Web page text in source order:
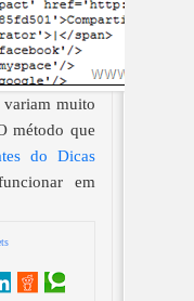
variam muito
método que
do Dicas
em